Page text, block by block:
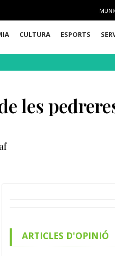
CULTURA ESPORTS
les
ARTICLES D'OPINIÓ